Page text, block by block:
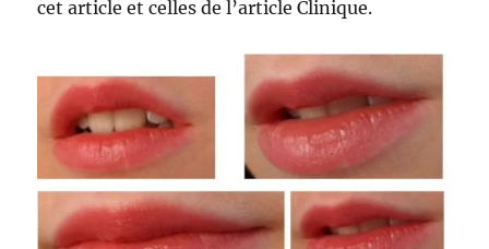
cet article et celles de l’article Clinique.